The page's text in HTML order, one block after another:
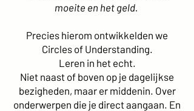
moeite en het geld.
Precies hierom ontwikkelden we
Circles of Understanding.
Leren in het echt.
Niet naast of boven op je dagelijkse
bezigheden, maar er middenin. Over
onderwerpen die je direct aangaan. En